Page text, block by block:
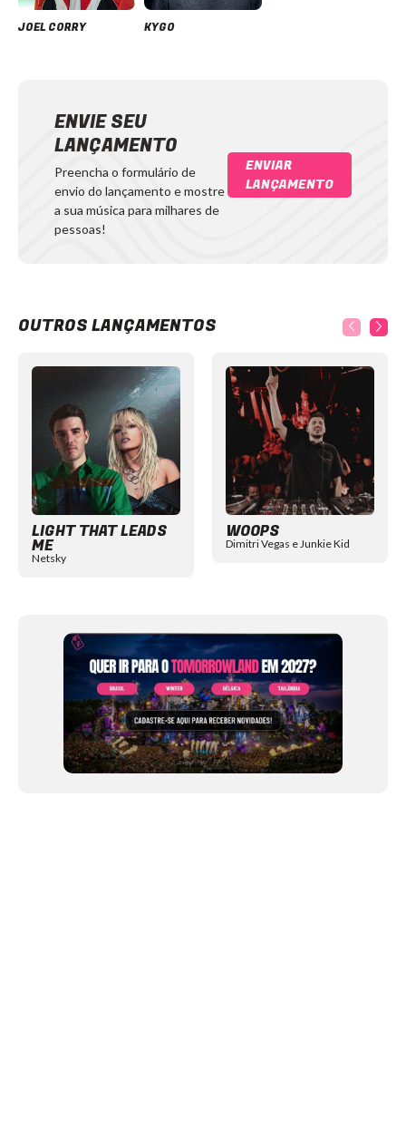
JOEL CORRY KYGO
ENVIE SEU
LANÇAMENTO
Preencha o formulário de
envio do lançamento e mostre
a sua música para milhares de
pessoas!
ENVIAR
LANÇAMENTO
OUTROS LANÇAMENTOS
LIGHT THAT LEADS
ME
Netsky
WOOPS
Dimitri Vegas e Junkie Kid